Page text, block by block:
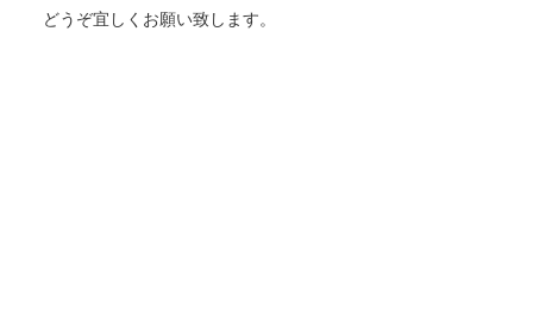
どうぞ宜しくお願い致します。